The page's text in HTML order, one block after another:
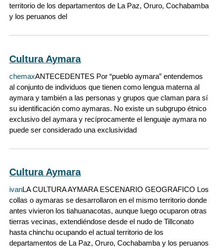
territorio de los departamentos de La Paz, Oruro, Cochabamba
y los peruanos del
Cultura Aymara
chemaxANTECEDENTES Por “pueblo aymara” entendemos
al conjunto de individuos que tienen como lengua materna al
aymara y también a las personas y grupos que claman para sí
su identificación como aymaras. No existe un subgrupo étnico
exclusivo del aymara y recíprocamente el lenguaje aymara no
puede ser considerado una exclusividad
Cultura Aymara
ivanLA CULTURA AYMARA ESCENARIO GEOGRAFICO Los
collas o aymaras se desarrollaron en el mismo territorio donde
antes vivieron los tiahuanacotas, aunque luego ocuparon otras
tierras vecinas, extendiéndose desde el nudo de Tillconato
hasta chinchu ocupando el actual territorio de los
departamentos de La Paz, Oruro, Cochabamba y los peruanos